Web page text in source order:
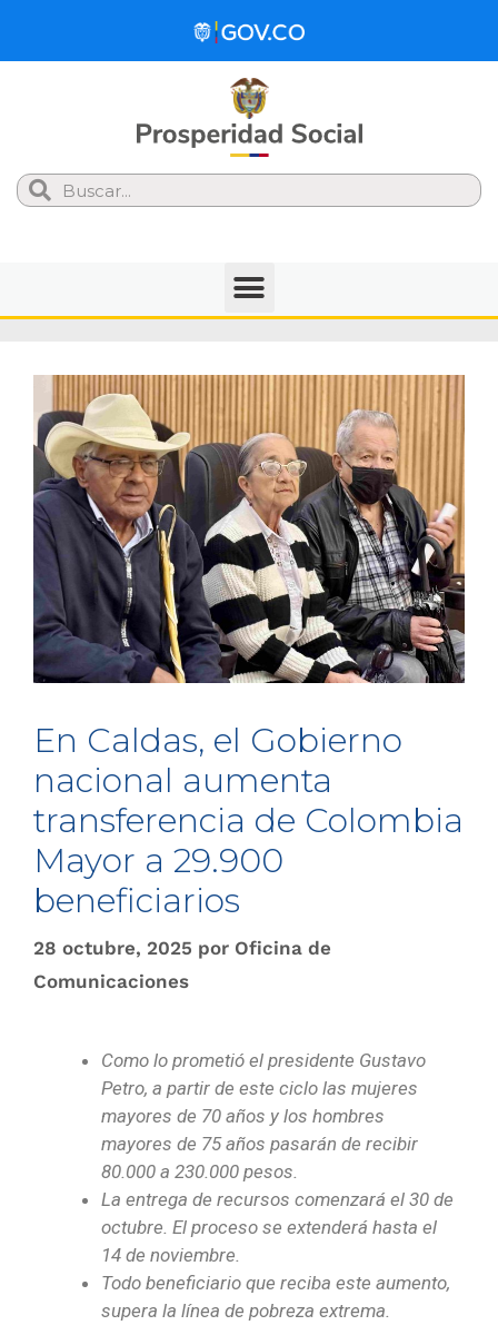
Search
En Caldas, el Gobierno
nacional aumenta
transferencia de Colombia
Mayor a 29.900
beneficiarios
28 octubre, 2025 por Oficina de
Comunicaciones
Como lo prometió el presidente Gustavo
Petro, a partir de este ciclo las mujeres
mayores de 70 años y los hombres
mayores de 75 años pasarán de recibir
80.000 a 230.000 pesos.
La entrega de recursos comenzará el 30 de
octubre. El proceso se extenderá hasta el
14 de noviembre.
Todo beneficiario que reciba este aumento,
supera la línea de pobreza extrema.